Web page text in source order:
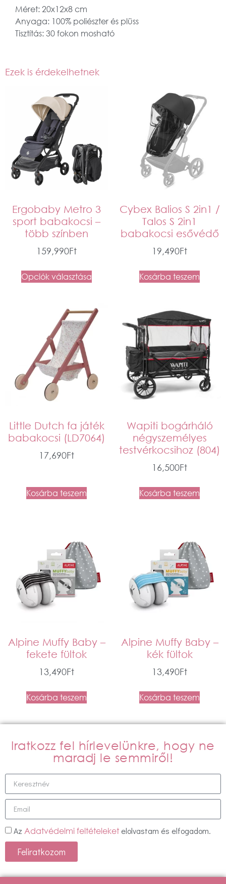
Méret: 20x12x8 cm
Anyaga: 100% poliészter és plüss
Tisztítás: 30 fokon mosható
Ezek is érdekelhetnek
Ergobaby Metro 3
sport babakocsi –
több színben
159,990Ft
Opciók választása
Cybex Balios S 2in1 /
Talos S 2in1
babakocsi esővédő
19,490Ft
Kosárba teszem
Little Dutch fa játék
babakocsi (LD7064)
17,690Ft
Kosárba teszem
Wapiti bogárháló
négyszemélyes
testvérkocsihoz (804)
16,500Ft
Kosárba teszem
Alpine Muffy Baby –
fekete fültok
13,490Ft
Kosárba teszem
Alpine Muffy Baby –
kék fültok
13,490Ft
Kosárba teszem
Iratkozz fel hírlevelünkre, hogy ne
maradj le semmiről!
Az Adatvédelmi feltételeket elolvastam és elfogadom.
Feliratkozom